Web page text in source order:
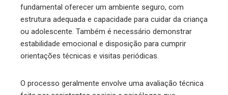
fundamental oferecer um ambiente seguro, com
estrutura adequada e capacidade para cuidar da criança
ou adolescente. Também é necessário demonstrar
estabilidade emocional e disposição para cumprir
orientações técnicas e visitas periódicas.
O processo geralmente envolve uma avaliação técnica